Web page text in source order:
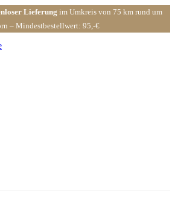
Lieferung im Umkreis von 75 km rund um
– Mindestbestellwert: 95,-€